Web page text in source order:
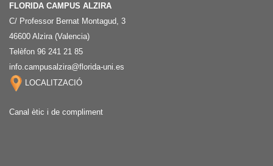
FLORIDA CAMPUS ALZIRA
C/ Professor Bernat Montagud, 3
46600 Alzira (Valencia)
Telèfon 96 241 21 85
info.campusalzira@florida-uni.es
LOCALITZACIÓ
Canal ètic i de compliment